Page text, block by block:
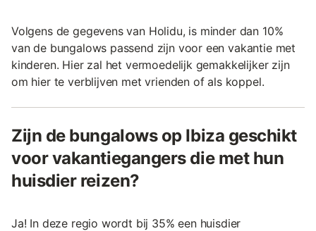
Volgens de gegevens van Holidu, is minder dan 10%
van de bungalows passend zijn voor een vakantie met
kinderen. Hier zal het vermoedelijk gemakkelijker zijn
om hier te verblijven met vrienden of als koppel.
Zijn de bungalows op Ibiza geschikt
voor vakantiegangers die met hun
huisdier reizen?
Ja! In deze regio wordt bij 35% een huisdier